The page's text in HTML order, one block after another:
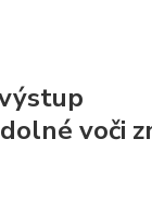
voči